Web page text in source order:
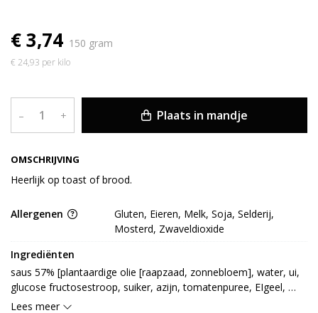
OMSCHRIJVING
Heerlijk op toast of brood.
€ 3,74 150 gram
€ 24,93 per kilo
– + Plaats in mandje
Allergenen
Gluten, Eieren, Melk, Soja, Selderij,
Mosterd, Zwaveldioxide
Ingrediënten
saus 57% [plantaardige olie [raapzaad, zonnebloem], water, ui,
glucose fructosestroop, suiker, azijn, tomatenpuree, EIgeel,
vloeibare suiker, uigranulaat, paprikagranulaat, augurk,
Lees meer